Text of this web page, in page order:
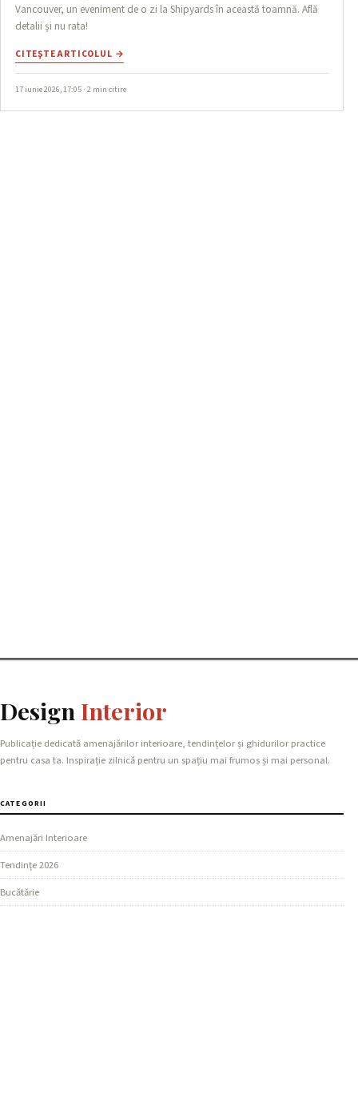
Vancouver, un eveniment de o zi la Shipyards în această toamnă. Află
detalii și nu rata!
CITEŞTE ARTICOLUL →
17 iunie 2026, 17:05 · 2 min citire
Design Interior
Publicație dedicată amenajărilor interioare, tendințelor și ghidurilor practice
pentru casa ta. Inspirație zilnică pentru un spațiu mai frumos și mai personal.
CATEGORII
Amenajări Interioare
Tendințe 2026
Bucătărie